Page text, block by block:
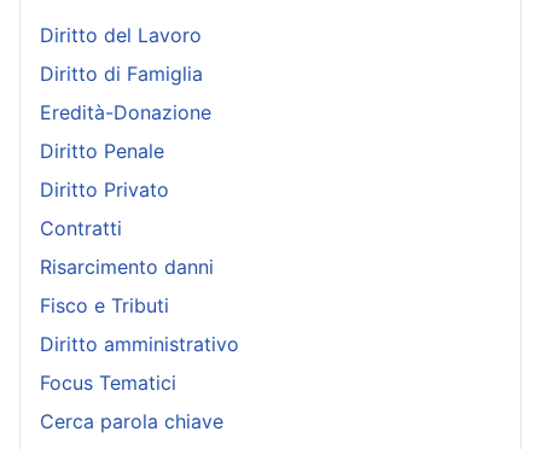
Diritto del Lavoro
Diritto di Famiglia
Eredità-Donazione
Diritto Penale
Diritto Privato
Contratti
Risarcimento danni
Fisco e Tributi
Diritto amministrativo
Focus Tematici
Cerca parola chiave